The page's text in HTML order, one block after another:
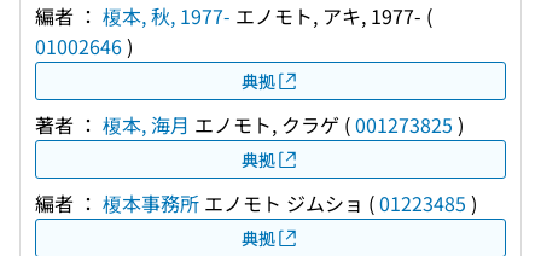
編者 ： 榎本, 秋, 1977- エノモト, アキ, 1977- (
01002646)
典拠
著者 ： 榎本, 海月 エノモト, クラゲ (001273825 )
典拠
編者 ： 榎本事務所 エノモト ジムショ (01223485 )
典拠